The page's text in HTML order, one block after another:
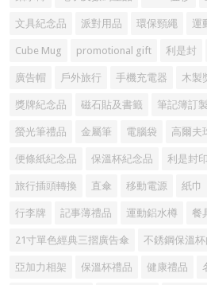
文具紀念品 派對用品 環保頸繩 運
Cube Mug promotional gift 利是封
廣告帽 戶外旅行 手機充電器 木製
獎牌紀念品 磁石貼及書籤 筆記簿訂製
螢光筆禮品 金屬筆 電腦袋 高爾夫
便條紙紀念品 保溫杯紀念品 利是封
旅行插頭轉換 直傘 移動電源 紙巾
行李牌 記事薄禮品 運動鋁水樽 餐
21寸單色經典三摺廣告傘 不銹鋼保溫杯
亞加力相架 保溫杯禮品 健康禮品